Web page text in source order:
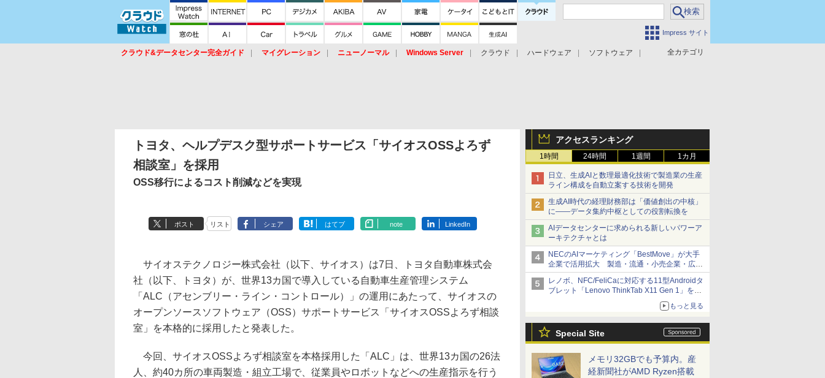
Impress サイト
全カテゴリ
クラウド&データセンター完全ガイド マイグレーション ニューノーマル Windows Server クラウド ハードウェア
ソフトウェア
アクセスランキング
1時間 24時間 1週間 1カ月
日立、生成AIと数理最適化技術で製造業の生産
ライン構成を自動立案する技術を開発
生成AI時代の経理財務部は「価値創出の中核」
に――データ集約中枢としての役割転換を
AIデータセンターに求められる新しいパワーア
ーキテクチャとは
NECのAIマーケティング「BestMove」が大手
企業で活用拡大 製造・流通・小売企業・広告
代理店などが実装フェーズへ
レノボ、NFC/FeliCaに対応する11型Androidタ
ブレット「Lenovo ThinkTab X11 Gen 1」を発
もっと見る
Special Site
メモリ32GBでも予算内。産
経新聞社がAMD Ryzen搭載
トヨタ、ヘルプデスク型サポートサービス「サイオスOSSよろず
相談室」を採用
OSS移行によるコスト削減などを実現
ポスト リスト シェア はてブ note LinkedIn
サイオステクノロジー株式会社（以下、サイオス）は7日、トヨタ自動車株式会
社（以下、トヨタ）が、世界13カ国で導入している自動車生産管理システム
「ALC（アセンブリー・ライン・コントロール）」の運用にあたって、サイオスの
オープンソースソフトウェア（OSS）サポートサービス「サイオスOSSよろず相談
室」を本格的に採用したと発表した。
今回、サイオスOSSよろず相談室を本格採用した「ALC」は、世界13カ国の26法
人、約40カ所の車両製造・組立工場で、従業員やロボットなどへの生産指示を行う